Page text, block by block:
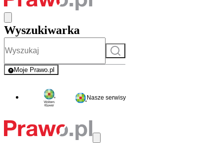
Wyszukiwarka
Szukaj
Moje Prawo.pl
- rejestracja i logowanie do serwisu
Nasze serwisy